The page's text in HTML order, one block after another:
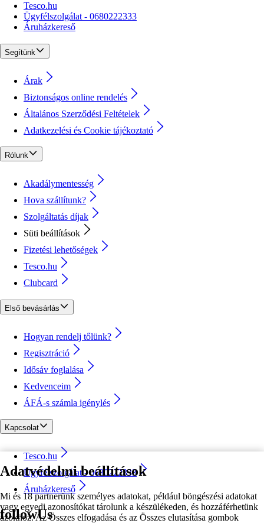
Adatvédelmi beállítások
Mi és 18 partnerünk személyes adatokat, például böngészési adatokat
vagy egyedi azonosítókat tárolunk a készülékeden, és hozzáférhetünk
azokhoz. Az Összes elfogadása és az Összes elutasítása gombok
Tesco.hu
Ügyfélszolgálat - 0680222333
Áruházkereső
Segítünk
Árak
Biztonságos online rendelés
Általános Szerződési Feltételek
Adatkezelési és Cookie tájékoztató
Rólunk
Akadálymentesség
Hova szállítunk?
Szolgáltatás díjak
Süti beállítások
Fizetési lehetőségek
Tesco.hu
Clubcard
Első bevásárlás
Hogyan rendelj tőlünk?
Regisztráció
Idősáv foglalása
Kedvenceim
ÁFÁ-s számla igénylés
Kapcsolat
Tesco.hu
Ügyfélszolgálat - 0680222333
Áruházkereső
followUs